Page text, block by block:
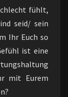
fühlt,
seid/ sein
Ihr Euch so
ist eine
mit Eurem